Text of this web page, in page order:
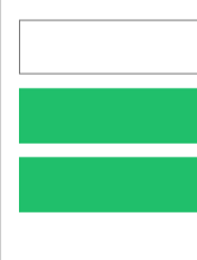
le montage
PVC de haute
collecteur ou
elles les
indispensable
électrovannes.